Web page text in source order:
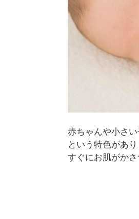
赤ちゃんや小さ
という特色があ
すぐにお肌がか